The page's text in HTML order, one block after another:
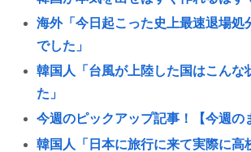
海外「今日起こった史上最速退場処
でした」
韓国人「台風が上陸した国はこんな
た」
今週のピックアップ記事！【今週の
韓国人「日本に旅行に来て実際に高